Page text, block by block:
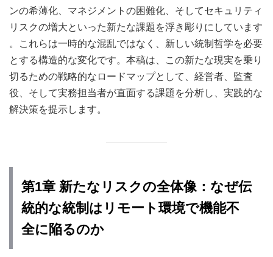
ンの希薄化、マネジメントの困難化、そしてセキュリティ
リスクの増大といった新たな課題を浮き彫りにしています
。これらは一時的な混乱ではなく、新しい統制哲学を必要
とする構造的な変化です。本稿は、この新たな現実を乗り
切るための戦略的なロードマップとして、経営者、監査
役、そして実務担当者が直面する課題を分析し、実践的な
解決策を提示します。
第1章 新たなリスクの全体像：なぜ伝
統的な統制はリモート環境で機能不
全に陥るのか